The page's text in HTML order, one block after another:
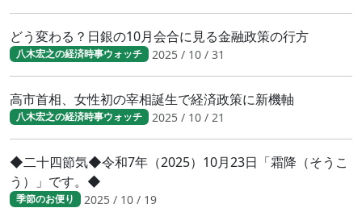
どう変わる？日銀の10月会合に見る金融政策の行方
八木宏之の経済時事ウォッチ 2025 / 10 / 31
高市首相、女性初の宰相誕生で経済政策に新機軸
八木宏之の経済時事ウォッチ 2025 / 10 / 21
◆二十四節気◆令和7年（2025）10月23日「霜降（そうこ
う）」です。◆
季節のお便り 2025 / 10 / 19